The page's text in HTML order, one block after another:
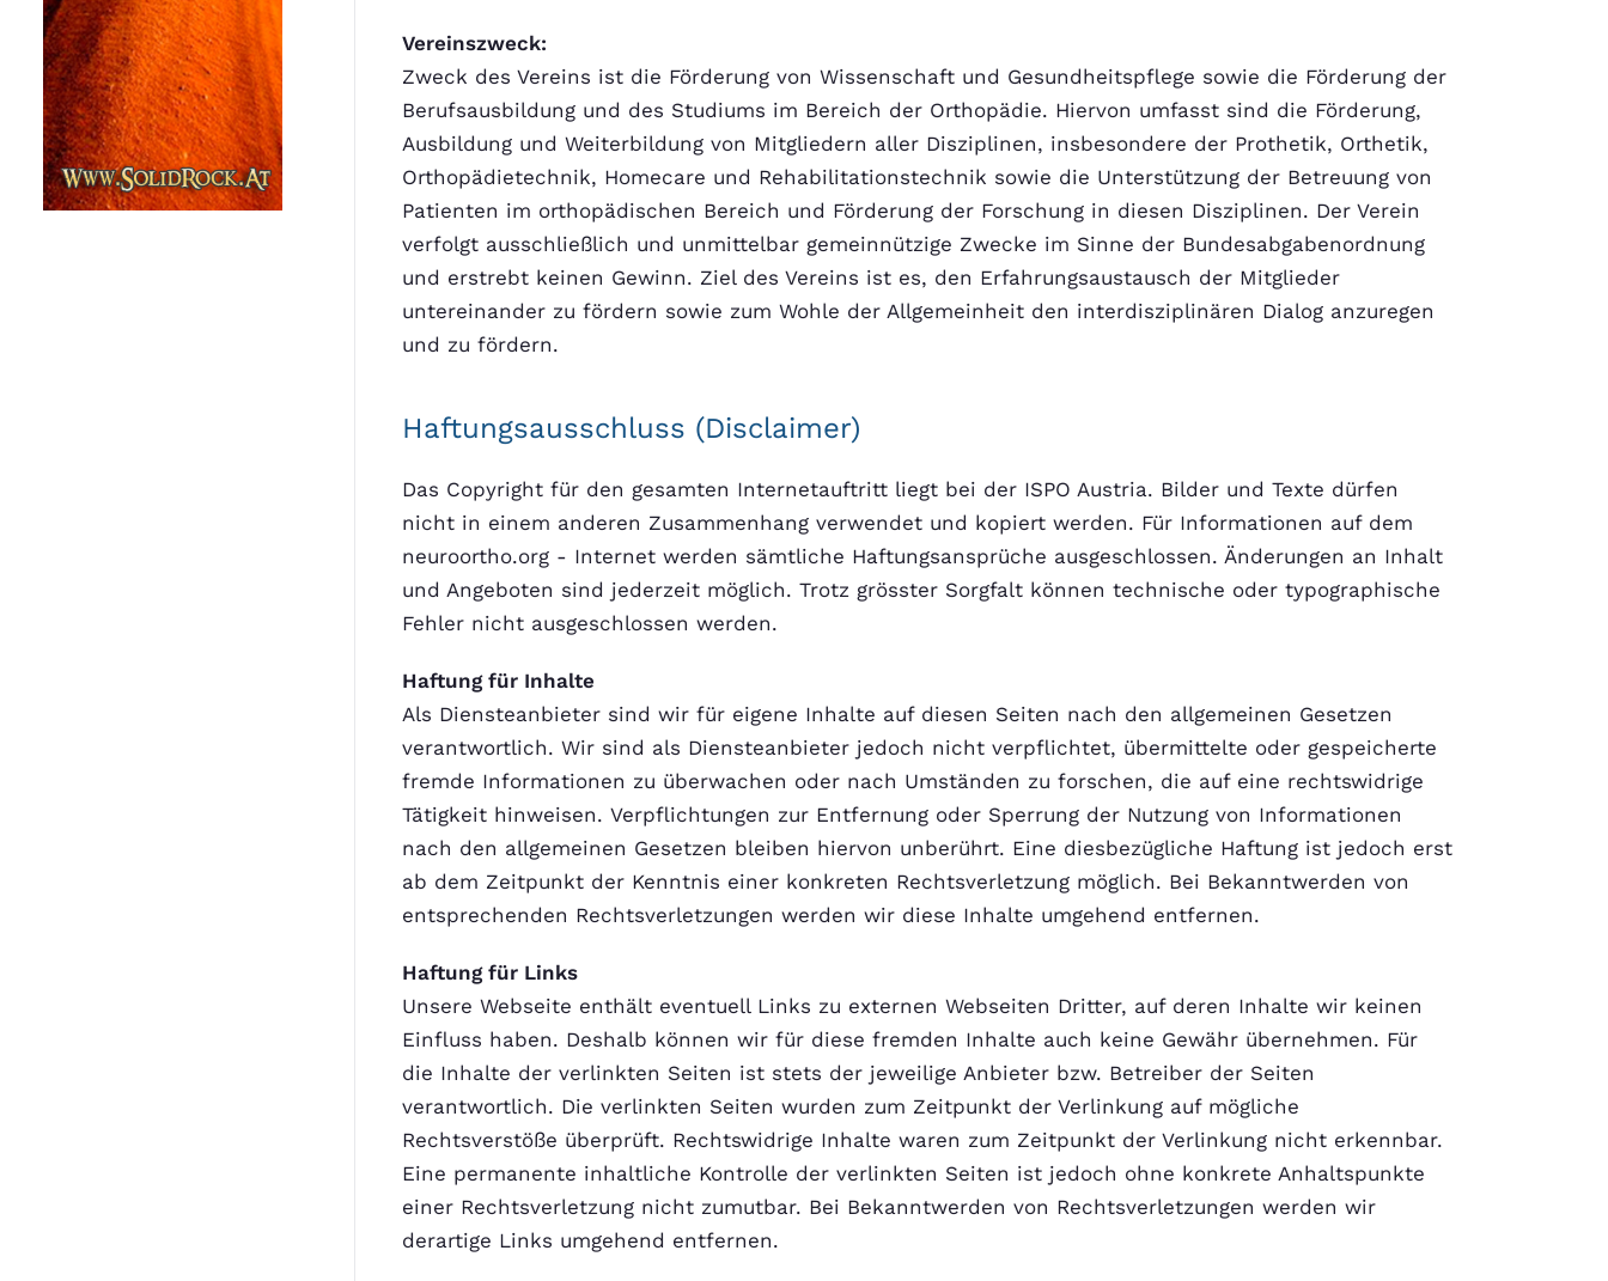
Vereinszweck:
Zweck des Vereins ist die Förderung von Wissenschaft und Gesundheitspflege sowie die Förderung der
Berufsausbildung und des Studiums im Bereich der Orthopädie. Hiervon umfasst sind die Förderung,
Ausbildung und Weiterbildung von Mitgliedern aller Disziplinen, insbesondere der Prothetik, Orthetik,
Orthopädietechnik, Homecare und Rehabilitations­technik sowie die Unterstützung der Betreuung von
Patienten im orthopädischen Bereich und Förderung der Forschung in diesen Disziplinen. Der Verein
verfolgt ausschließlich und unmittelbar gemeinnützige Zwecke im Sinne der Bundesabgabenordnung
und erstrebt keinen Gewinn. Ziel des Vereins ist es, den Erfahrungsaustausch der Mitglieder
untereinander zu fördern sowie zum Wohle der Allgemeinheit den interdisziplinären Dialog anzuregen
und zu fördern.
Haftungsausschluss (Disclaimer)
Das Copyright für den gesamten Internetauftritt liegt bei der ISPO Austria. Bilder und Texte dürfen
nicht in einem anderen Zusammenhang verwendet und kopiert werden. Für Informationen auf dem
neuroortho.org - Internet werden sämtliche Haftungsansprüche ausgeschlossen. Änderungen an Inhalt
und Angeboten sind jederzeit möglich. Trotz grösster Sorgfalt können technische oder typographische
Fehler nicht ausgeschlossen werden.
Haftung für Inhalte
Als Diensteanbieter sind wir für eigene Inhalte auf diesen Seiten nach den allgemeinen Gesetzen
verantwortlich. Wir sind als Diensteanbieter jedoch nicht verpflichtet, übermittelte oder gespeicherte
fremde Informationen zu überwachen oder nach Umständen zu forschen, die auf eine rechtswidrige
Tätigkeit hinweisen. Verpflichtungen zur Entfernung oder Sperrung der Nutzung von Informationen
nach den allgemeinen Gesetzen bleiben hiervon unberührt. Eine diesbezügliche Haftung ist jedoch erst
ab dem Zeitpunkt der Kenntnis einer konkreten Rechtsverletzung möglich. Bei Bekanntwerden von
entsprechenden Rechtsverletzungen werden wir diese Inhalte umgehend entfernen.
Haftung für Links
Unsere Webseite enthält eventuell Links zu externen Webseiten Dritter, auf deren Inhalte wir keinen
Einfluss haben. Deshalb können wir für diese fremden Inhalte auch keine Gewähr übernehmen. Für
die Inhalte der verlinkten Seiten ist stets der jeweilige Anbieter bzw. Betreiber der Seiten
verantwortlich. Die verlinkten Seiten wurden zum Zeitpunkt der Verlinkung auf mögliche
Rechtsverstöße überprüft. Rechtswidrige Inhalte waren zum Zeitpunkt der Verlinkung nicht erkennbar.
Eine permanente inhaltliche Kontrolle der verlinkten Seiten ist jedoch ohne konkrete Anhaltspunkte
einer Rechtsverletzung nicht zumutbar. Bei Bekanntwerden von Rechtsverletzungen werden wir
derartige Links umgehend entfernen.